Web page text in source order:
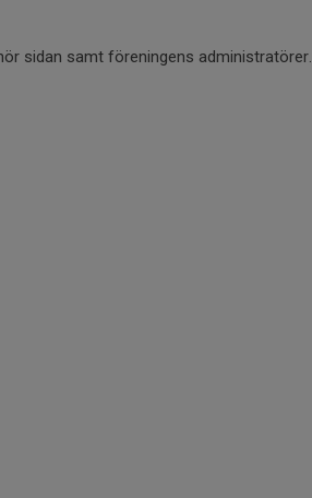
sidan samt föreningens administratörer.